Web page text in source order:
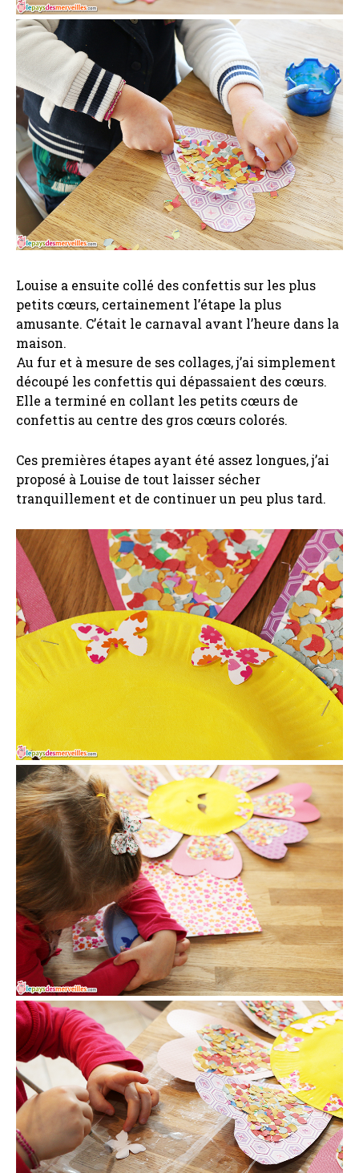
Louise a ensuite collé des confettis sur les plus
petits cœurs, certainement l’étape la plus
amusante. C’était le carnaval avant l’heure dans la
maison.
Au fur et à mesure de ses collages, j’ai simplement
découpé les confettis qui dépassaient des cœurs.
Elle a terminé en collant les petits cœurs de
confettis au centre des gros cœurs colorés.
Ces premières étapes ayant été assez longues, j’ai
proposé à Louise de tout laisser sécher
tranquillement et de continuer un peu plus tard.